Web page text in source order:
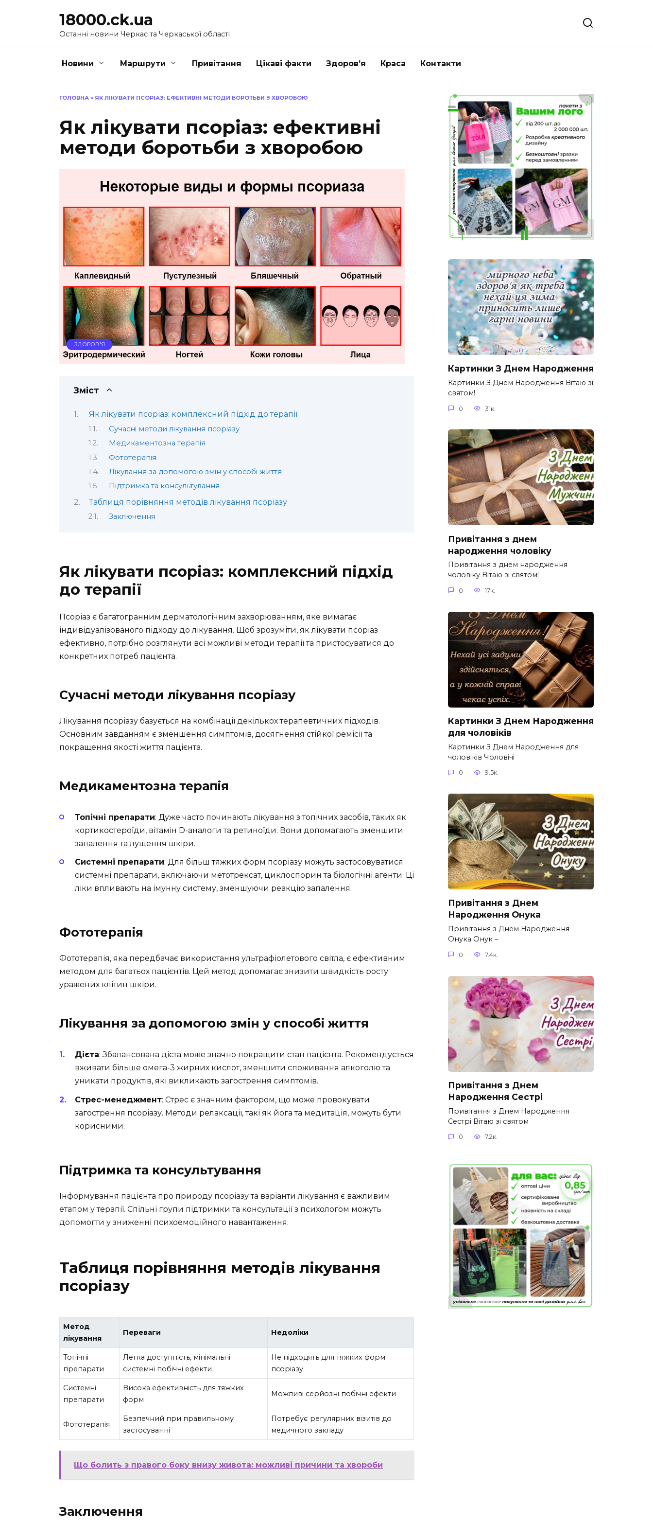
18000.ck.ua
Останні новини Черкас та Черкаської області
Новини Маршрути Привітання Цікаві факти Здоров’я Краса Контакти
ГОЛОВНА » ЯК ЛІКУВАТИ ПСОРІАЗ: ЕФЕКТИВНІ МЕТОДИ БОРОТЬБИ З ХВОРОБОЮ
Як лікувати псоріаз: ефективні
методи боротьби з хворобою
ЗДОРОВ'Я
Зміст
Як лікувати псоріаз: комплексний підхід до терапії
Сучасні методи лікування псоріазу
Медикаментозна терапія
Фототерапія
Лікування за допомогою змін у способі життя
Підтримка та консультування
Таблиця порівняння методів лікування псоріазу
Заключення
Як лікувати псоріаз: комплексний підхід
до терапії
Псоріаз є багатогранним дерматологічним захворюванням, яке вимагає
індивідуалізованого підходу до лікування. Щоб зрозуміти, як лікувати псоріаз
ефективно, потрібно розглянути всі можливі методи терапії та пристосуватися до
конкретних потреб пацієнта.
Сучасні методи лікування псоріазу
Лікування псоріазу базується на комбінації декількох терапевтичних підходів.
Основним завданням є зменшення симптомів, досягнення стійкої ремісії та
покращення якості життя пацієнта.
Медикаментозна терапія
Топічні препарати: Дуже часто починають лікування з топічних засобів, таких як
кортикостероїди, вітамін D-аналоги та ретиноїди. Вони допомагають зменшити
запалення та лущення шкіри.
Системні препарати: Для більш тяжких форм псоріазу можуть застосовуватися
системні препарати, включаючи метотрексат, циклоспорин та біологічні агенти. Ці
ліки впливають на імунну систему, зменшуючи реакцію запалення.
Фототерапія
Фототерапія, яка передбачає використання ультрафіолетового світла, є ефективним
методом для багатьох пацієнтів. Цей метод допомагає знизити швидкість росту
уражених клітин шкіри.
Лікування за допомогою змін у способі життя
Дієта: Збалансована дієта може значно покращити стан пацієнта. Рекомендується
вживати більше омега-3 жирних кислот, зменшити споживання алкоголю та
уникати продуктів, які викликають загострення симптомів.
Стрес-менеджмент: Стрес є значним фактором, що може провокувати
загострення псоріазу. Методи релаксації, такі як йога та медитація, можуть бути
корисними.
Підтримка та консультування
Інформування пацієнта про природу псоріазу та варіанти лікування є важливим
етапом у терапії. Спільні групи підтримки та консультації з психологом можуть
допомогти у зниженні психоемоційного навантаження.
Таблиця порівняння методів лікування
псоріазу
Метод
лікування
Переваги Недоліки
Топічні
препарати
Легка доступність, мінімальні
системні побічні ефекти
Не підходять для тяжких форм
псоріазу
Системні
препарати
Висока ефективність для тяжких
форм
Можливі серйозні побічні ефекти
Фототерапія
Безпечний при правильному
застосуванні
Потребує регулярних візитів до
медичного закладу
Що болить з правого боку внизу живота: можливі причини та хвороби
Заключення
Картинки З Днем Народження
Картинки З Днем Народження Вітаю зі
святом!
0 31к.
Привітання з днем
народження чоловіку
Привітання з днем народження
чоловіку Вітаю зі святом!
0 17к.
Картинки З Днем Народження
для чоловіків​
Картинки З Днем Народження для
чоловіків​ Чоловічі
0 9.5к.
Привітання з Днем
Народження Онука
Привітання з Днем Народження
Онука Онук –
0 7.4к.
Привітання з Днем
Народження Сестрі
Привітання з Днем Народження
Сестрі Вітаю зі святом
0 7.2к.